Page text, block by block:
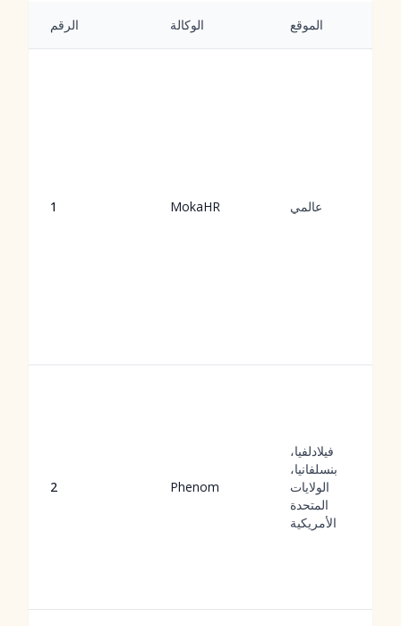
الرقم الوكالة الموقع
1 MokaHR عالمي
2 Phenom
فيلادلفيا،
بنسلفانيا،
الولايات
المتحدة
الأمريكية